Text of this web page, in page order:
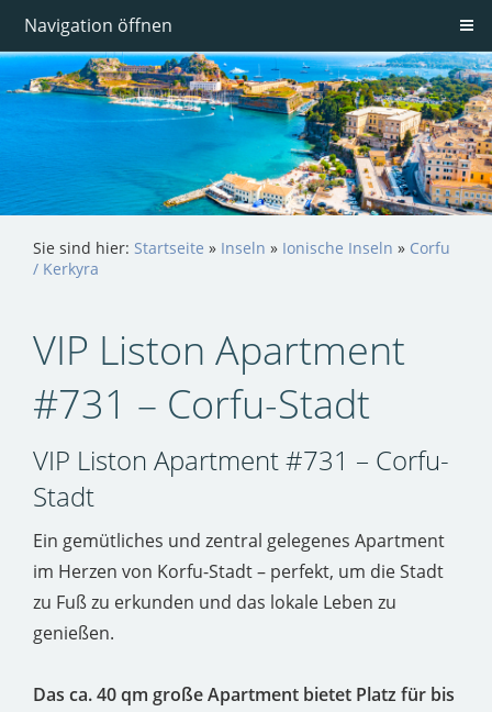
Navigation öffnen
Sie sind hier: Startseite » Inseln » Ionische Inseln » Corfu
/ Kerkyra
VIP Liston Apartment
#731 – Corfu-Stadt
VIP Liston Apartment #731 – Corfu-
Stadt
Ein gemütliches und zentral gelegenes Apartment
im Herzen von Korfu-Stadt – perfekt, um die Stadt
zu Fuß zu erkunden und das lokale Leben zu
genießen.
Das ca. 40 qm große Apartment bietet Platz für bis